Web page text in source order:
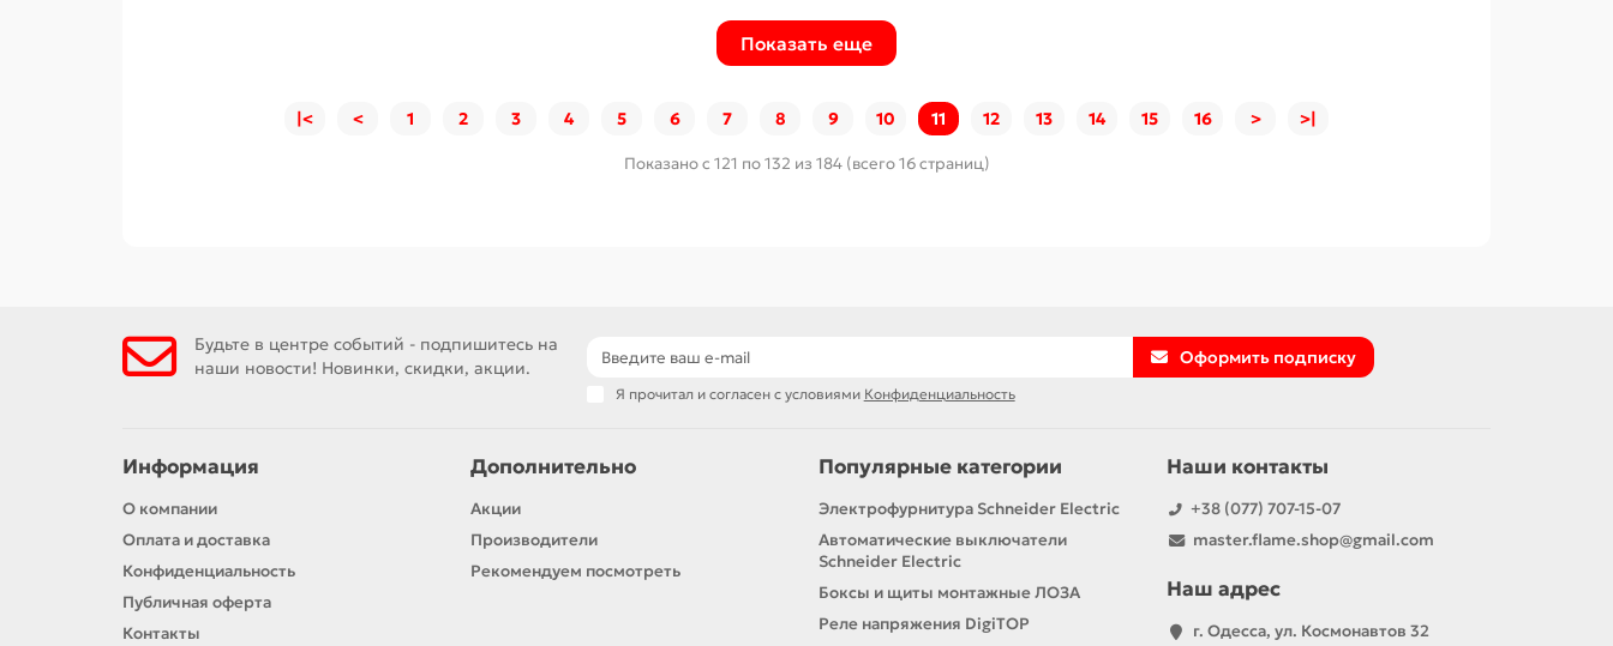
Показать еще
|< < 1 2 3 4 5 6 7 8 9 10 11 12 13 14 15 16 > >|
Показано с 121 по 132 из 184 (всего 16 страниц)
Будьте в центре событий - подпишитесь на
наши новости! Новинки, скидки, акции.
Оформить подписку
Я прочитал и согласен с условиями Конфиденциальность
Информация
О компании
Оплата и доставка
Конфиденциальность
Публичная оферта
Контакты
Дополнительно
Акции
Производители
Рекомендуем посмотреть
Популярные категории
Электрофурнитура Schneider Electric
Автоматические выключатели
Schneider Electric
Боксы и щиты монтажные ЛОЗА
Реле напряжения DigiTOP
Наши контакты
+38 (077) 707-15-07
master.flame.shop@gmail.com
Наш адрес
г. Одесса, ул. Космонавтов 32